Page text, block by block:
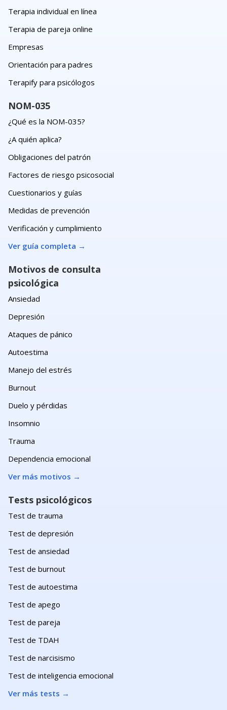
Terapia individual en línea
Terapia de pareja online
Empresas
Orientación para padres
Terapify para psicólogos
NOM-035
¿Qué es la NOM-035?
¿A quién aplica?
Obligaciones del patrón
Factores de riesgo psicosocial
Cuestionarios y guías
Medidas de prevención
Verificación y cumplimiento
Ver guía completa →
Motivos de consulta
psicológica
Ansiedad
Depresión
Ataques de pánico
Autoestima
Manejo del estrés
Burnout
Duelo y pérdidas
Insomnio
Trauma
Dependencia emocional
Ver más motivos →
Tests psicológicos
Test de trauma
Test de depresión
Test de ansiedad
Test de burnout
Test de autoestima
Test de apego
Test de pareja
Test de TDAH
Test de narcisismo
Test de inteligencia emocional
Ver más tests →